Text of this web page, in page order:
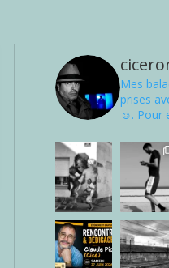
Mes
prises
☺. Pour